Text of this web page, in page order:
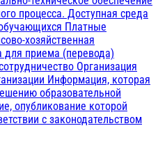
процесса. Доступная среда
Платные
хозяйственная
для приема (перевода)
Организация
Информация, которая
образовательной
опубликование которой
с законодательством